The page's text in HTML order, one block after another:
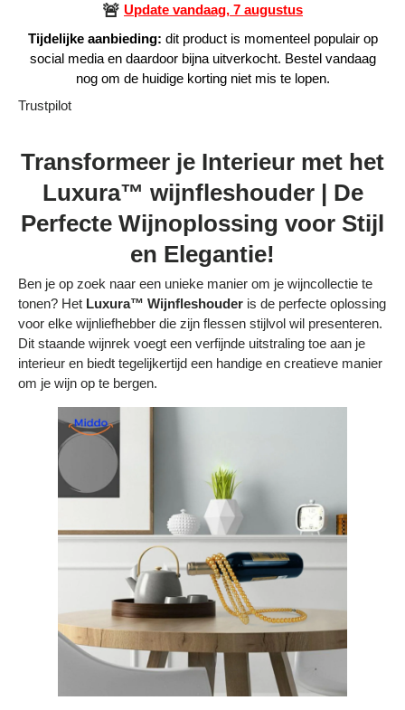
Volg je bestelling
Blogs
Contact
Over ons
Privacy policy
Bestelling volgen
Vacatures bij Middo
Veelgestelde vragen
Servicevoorwaarden
Betaalmogelijkheden
Bestelling herroepen
Ruilen en retourneren
Bestellingen & levering
Algemene voorwaarden
Wij steunen KWF, doe je mee?
🚨 Update vandaag, 7 augustus
Tijdelijke aanbieding: dit product is momenteel populair op
social media en daardoor bijna uitverkocht. Bestel vandaag
nog om de huidige korting niet mis te lopen.
Trustpilot
Transformeer je Interieur met het
Luxura™ wijnfleshouder | De
Perfecte Wijnoplossing voor Stijl
en Elegantie!
Ben je op zoek naar een unieke manier om je wijncollectie te
tonen? Het Luxura™ Wijnfleshouder is de perfecte oplossing
voor elke wijnliefhebber die zijn flessen stijlvol wil presenteren.
Dit staande wijnrek voegt een verfijnde uitstraling toe aan je
interieur en biedt tegelijkertijd een handige en creatieve manier
om je wijn op te bergen.